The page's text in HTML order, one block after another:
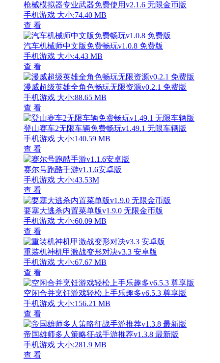
枪械模拟器专业武器免费使用v2.1.6 无限金币版
手机游戏 大小:74.40 MB
查 看
汽车机械师中文版免费畅玩v1.0.8 免费版
手机游戏 大小:4.43 MB
查 看
漫威超级英雄全角色畅玩无限资源v0.2.1 免费版
手机游戏 大小:88.65 MB
查 看
登山赛车2无限车辆免费畅玩v1.49.1 无限车辆版
手机游戏 大小:140.59 MB
查 看
赛尔号跑酷手游v1.1.6安卓版
手机游戏 大小:43.53M
查 看
要塞大逃杀内置菜单版v1.9.0 无限金币版
手机游戏 大小:60.09 MB
查 看
重装机神机甲激战变形对决v3.3 安卓版
手机游戏 大小:67.67 MB
查 看
空闲合并烹饪游戏轻松上手乐趣多v6.5.3 尊享版
手机游戏 大小:156.21 MB
查 看
帝国雄师多人策略征战手游推荐v1.3.8 最新版
手机游戏 大小:281.9 MB
查 看